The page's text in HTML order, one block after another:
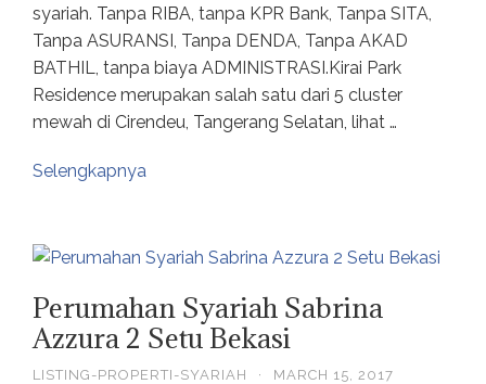
syariah. Tanpa RIBA, tanpa KPR Bank, Tanpa SITA,
Tanpa ASURANSI, Tanpa DENDA, Tanpa AKAD
BATHIL, tanpa biaya ADMINISTRASI.Kirai Park
Residence merupakan salah satu dari 5 cluster
mewah di Cirendeu, Tangerang Selatan, lihat …
Selengkapnya
Perumahan Syariah Sabrina
Azzura 2 Setu Bekasi
LISTING-PROPERTI-SYARIAH · MARCH 15, 2017